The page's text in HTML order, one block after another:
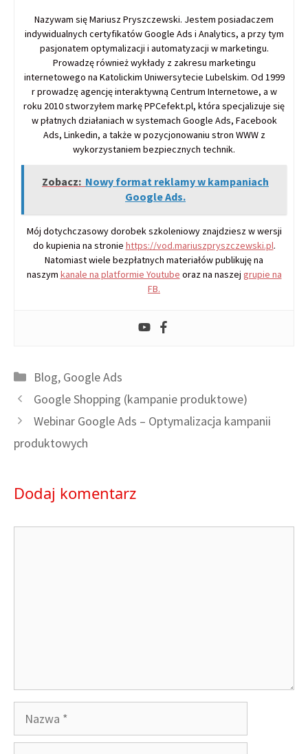
Nazywam się Mariusz Pryszczewski. Jestem posiadaczem
indywidualnych certyfikatów Google Ads i Analytics, a przy tym
pasjonatem optymalizacji i automatyzacji w marketingu.
Prowadzę również wykłady z zakresu marketingu
internetowego na Katolickim Uniwersytecie Lubelskim. Od 1999
r prowadzę agencję interaktywną Centrum Internetowe, a w
roku 2010 stworzyłem markę PPCefekt.pl, która specjalizuje się
w płatnych działaniach w systemach Google Ads, Facebook
Ads, Linkedin, a także w pozycjonowaniu stron WWW z
wykorzystaniem bezpiecznych technik.
Zobacz: Nowy format reklamy w kampaniach
Google Ads.
Mój dotychczasowy dorobek szkoleniowy znajdziesz w wersji
do kupienia na stronie https://vod.mariuszpryszczewski.pl.
Natomiast wiele bezpłatnych materiałów publikuję na
naszym kanale na platformie Youtube oraz na naszej grupie na
FB.
Kategorie
Blog, Google Ads
Google Shopping (kampanie produktowe)
Webinar Google Ads – Optymalizacja kampanii
produktowych
Dodaj komentarz